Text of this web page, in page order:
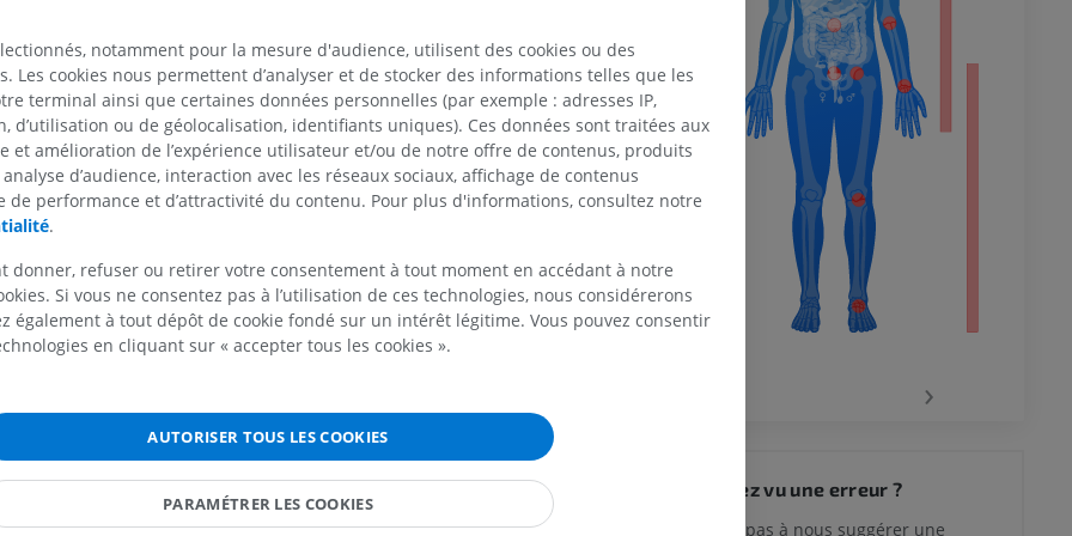
jusqu'au palais. En arrière de l'ostium de la trompe auditive se
trouve un récessus profond, lerécessus pharyngien(fosse de
Rosenmüller ).
Sur la paroi postérieure se trouve une saillie, particulièrement
marquée durant l'enfance, produite par une masse de tissu
lymphoïde, connue sous le nom detonsille pharyngienne.Au-
parfois jusqu'au processus basilaire de l'os occipital ; il est connu
sous le nom debourse pharyngienne.
Références
This definition incorporates text from a public domain edition of Gray's Anatomy
(20th U.S. edition of Gray's Anatomy of the Human Body, published in 1918 –
IRM du poignet
IRM
PREMIUM
IRM du coude
IRM de la main
IRM
Radiographies du membre
Radiographies
GRATUIT
IRM du membre inférieur
IRM
PREMIUM
PREMIUM
IRM du genou
Arthroscanner du genou
Arthroscanner
›
Vous avez vu une erreur ?
N’hésitez pas à nous suggérer une
notamment pour la mesure d'audience, utilisent des cookies ou des
Les cookies nous permettent d’analyser et de stocker des informations telles que les
terminal ainsi que certaines données personnelles (par exemple : adresses IP,
d’utilisation ou de géolocalisation, identifiants uniques). Ces données sont traitées aux
et amélioration de l’expérience utilisateur et/ou de notre offre de contenus, produits
d’audience, interaction avec les réseaux sociaux, affichage de contenus
de performance et d’attractivité du contenu. Pour plus d'informations, consultez notre
.
donner, refuser ou retirer votre consentement à tout moment en accédant à notre
Si vous ne consentez pas à l’utilisation de ces technologies, nous considérerons
également à tout dépôt de cookie fondé sur un intérêt légitime. Vous pouvez consentir
en cliquant sur « accepter tous les cookies ».
AUTORISER TOUS LES COOKIES
PARAMÉTRER LES COOKIES